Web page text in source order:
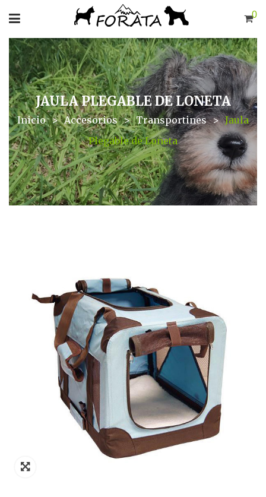
0
JAULA PLEGABLE DE LONETA
Inicio > Accesorios > Transportines > Jaula
Plegable de Loneta